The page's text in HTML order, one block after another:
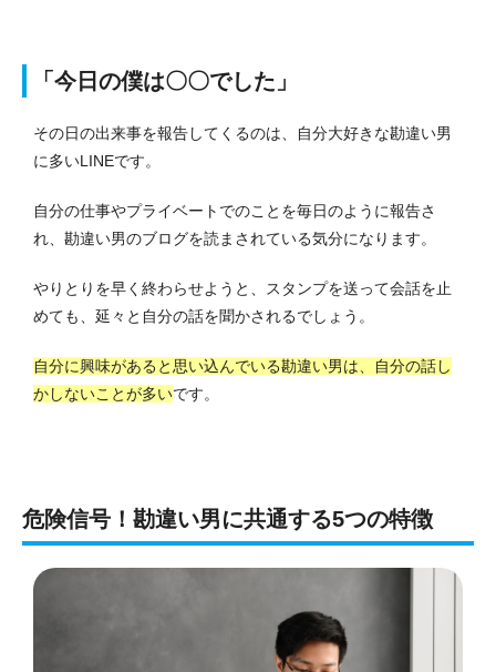
「今日の僕は〇〇でした」
その日の出来事を報告してくるのは、自分大好きな勘違い男
に多いLINEです。
自分の仕事やプライベートでのことを毎日のように報告さ
れ、勘違い男のブログを読まされている気分になります。
やりとりを早く終わらせようと、スタンプを送って会話を止
めても、延々と自分の話を聞かされるでしょう。
自分に興味があると思い込んでいる勘違い男は、自分の話し
かしないことが多いです。
危険信号！勘違い男に共通する5つの特徴